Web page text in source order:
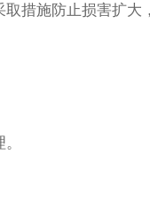
措施防止损害扩大